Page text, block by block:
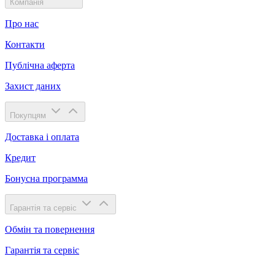
Компанія
Про нас
Контакти
Публічна аферта
Захист даних
Покупцям
Доставка і оплата
Кредит
Бонусна программа
Гарантія та сервіс
Обмін та повернення
Гарантія та сервіс